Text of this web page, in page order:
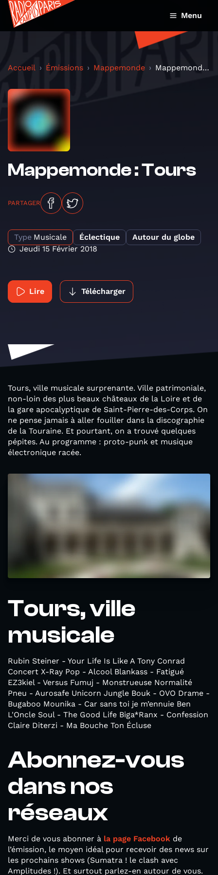
Menu
Accueil Émissions Mappemonde Mappemonde : Tours
Mappemonde : Tours
PARTAGER
Type Musicale Éclectique
Autour du globe
Jeudi 15 Février 2018
Lire Télécharger
Tours, ville musicale surprenante. Ville patrimoniale,
non-loin des plus beaux châteaux de la Loire et de
la gare apocalyptique de Saint-Pierre-des-Corps. On
ne pense jamais à aller fouiller dans la discographie
de la Touraine. Et pourtant, on a trouvé quelques
pépites. Au programme : proto-punk et musique
électronique racée.
Tours, ville
musicale
Rubin Steiner - Your Life Is Like A Tony Conrad
Concert X-Ray Pop - Alcool Blankass - Fatigué
EZ3kiel - Versus Fumuj - Monstrueuse Normalité
Pneu - Aurosafe Unicorn Jungle Bouk - OVO Drame -
Bugaboo Mounika - Car sans toi je m’ennuie Ben
L'Oncle Soul - The Good Life Biga*Ranx - Confession
Claire Diterzi - Ma Bouche Ton Écluse
Abonnez-vous
dans nos
réseaux
Merci de vous abonner à la page Facebook de
l’émission, le moyen idéal pour recevoir des news sur
les prochains shows (Sumatra ! le clash avec
Amplitudes !). Et surtout parlez-en autour de vous.